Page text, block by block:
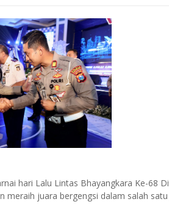
hari Lalu Lintas Bhayangkara Ke-68
meraih juara bergengsi dalam salah